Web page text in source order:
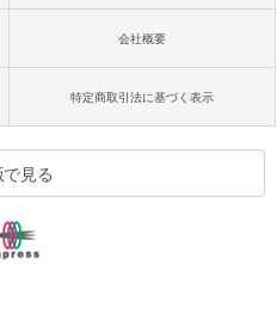
会社概要
特定商取引法に基づく表示
で見る